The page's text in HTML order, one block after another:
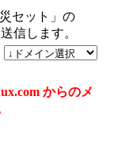
セット」の
信します。
からのメ